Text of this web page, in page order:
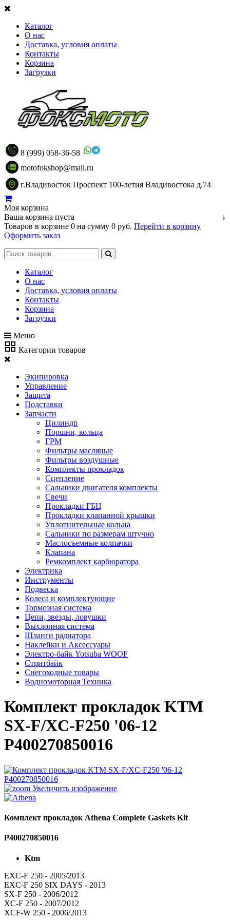
Каталог
О нас
Доставка, условия оплаты
Контакты
Корзина
Загрузки
8 (999) 058-36-58
motofokshop@mail.ru
г.Владивосток Проспект 100-летия Владивостока д.74
Моя корзина
↓
Ваша корзина пуста
Товаров в корзине 0 на сумму 0 руб. Перейти в корзину
Оформить заказ
Каталог
О нас
Доставка, условия оплаты
Контакты
Корзина
Загрузки
Меню
Категории товаров
Экипировка
Управление
Защита
Подставки
Запчасти
Цилиндр
Поршни, кольца
ГРМ
Фильтры масляные
Фильтры воздушные
Комплекты прокладок
Сцепление
Сальники двигателя комплекты
Свечи
Прокладки ГБЦ
Прокладки клапанной крышки
Уплотнительные кольца
Сальники по размерам штучно
Маслосъемные колпачки
Клапана
Ремкомплект карбюратора
Электрика
Инструменты
Подвеска
Колеса и комплектующие
Тормозная система
Цепи, звезды, ловушки
Выхлопная система
Шланги радиатора
Наклейки и Аксессуары
Электро-байк Yotsuba WOOF
Стритбайк
Снегоходные товары
Водномоторная Техника
Комплект прокладок KTM
SX-F/XC-F250 '06-12
P400270850016
Увеличить изображение
Комплект прокладок Athena Complete Gaskets Kit
P400270850016
Ktm
EXC-F 250 - 2005/2013
EXC-F 250 SIX DAYS - 2013
SX-F 250 - 2006/2012
XC-F 250 - 2007/2012
XCF-W 250 - 2006/2013